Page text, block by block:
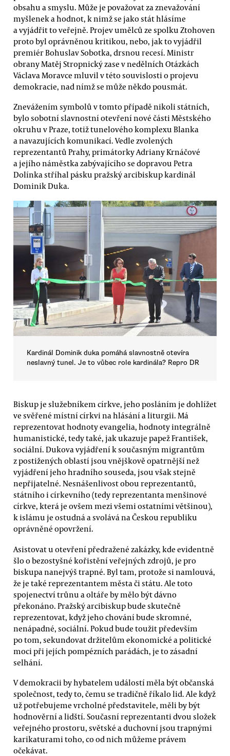
obsahu a smyslu. Může je považovat za znevažování
myšlenek a hodnot, k nimž se jako stát hlásíme
a vyjádřit to veřejně. Projev umělců ze spolku Ztohoven
proto byl oprávněnou kritikou, nebo, jak to vyjádřil
premiér Bohuslav Sobotka, drsnou recesí. Ministr
obrany Matěj Stropnický zase v nedělních Otázkách
Václava Moravce mluvil v této souvislosti o projevu
demokracie, nad nímž se může někdo pousmát.
Znevážením symbolů v tomto případě nikoli státních,
bylo sobotní slavnostní otevření nové části Městského
okruhu v Praze, totiž tunelového komplexu Blanka
a navazujících komunikací. Vedle zvolených
reprezentantů Prahy, primátorky Adriany Krnáčové
a jejího náměstka zabývajícího se dopravou Petra
Dolínka stříhal pásku pražský arcibiskup kardinál
Dominik Duka.
Kardinál Dominik duka pomáhá slavnostně otevíra
neslavný tunel. Je to vůbec role kardinála? Repro DR
Biskup je služebníkem církve, jeho posláním je dohlížet
ve svěřené místní církvi na hlásání a liturgii. Má
reprezentovat hodnoty evangelia, hodnoty integrálně
humanistické, tedy také, jak ukazuje papež František,
sociální. Dukova vyjádření k současným migrantům
z postižených oblastí jsou vnějškově opatrnější než
vyjádření jeho hradního souseda, jsou však stejně
nepřijatelné. Nesnášenlivost obou reprezentantů,
státního i církevního (tedy reprezentanta menšinové
církve, která je ovšem mezi všemi ostatními většinou),
k islámu je ostudná a svolává na Českou republiku
oprávněné opovržení.
Asistovat u otevření předražené zakázky, kde evidentně
šlo o bezostyšné kořistění veřejných zdrojů, je pro
biskupa nanejvýš trapné. Byl tam, protože si namlouvá,
že je také reprezentantem města či státu. Ale toto
spojenectví trůnu a oltáře by mělo být dávno
překonáno. Pražský arcibiskup bude skutečně
reprezentovat, když jeho chování bude skromné,
nenápadné, sociální. Pokud bude toužit především
po tom, sekundovat držitelům ekonomické a politické
moci při jejích pompézních parádách, je to zásadní
selhání.
V demokracii by hybatelem událostí měla být občanská
společnost, tedy to, čemu se tradičně říkalo lid. Ale když
už potřebujeme vrcholné představitele, měli by být
hodnověrní a lidští. Současní reprezentanti dvou složek
veřejného prostoru, světské a duchovní jsou trapnými
karikaturami toho, co od nich můžeme právem
očekávat.